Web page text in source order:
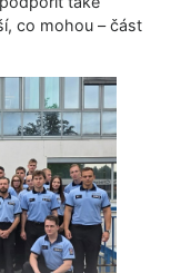
co mohou – část